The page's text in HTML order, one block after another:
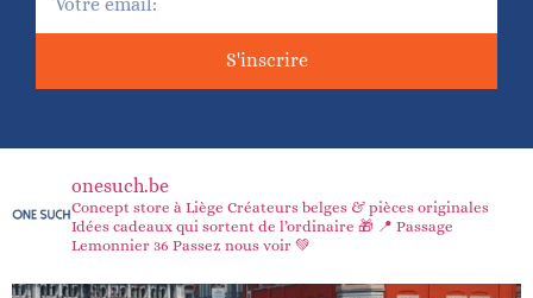
S'inscrire
onesuch.be
Concept store à Liège Créateurs belges & pièces originales
Idées cadeaux qui sortent de l’ordinaire 🎁 📍 Passage
Lemonnier 36 Passez nous voir 💚